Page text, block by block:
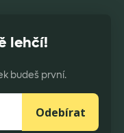
lehčí!
budeš první.
Odebírat